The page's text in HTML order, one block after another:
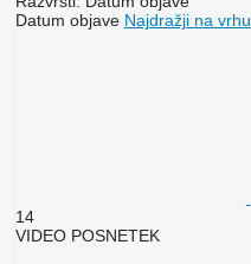
Datum objave Najdražji na vrhu
14
VIDEO POSNETEK